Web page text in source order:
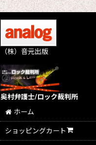
（株）音元出版
奥村弁護士/ロック裁判所
ホーム
ショッピングカート